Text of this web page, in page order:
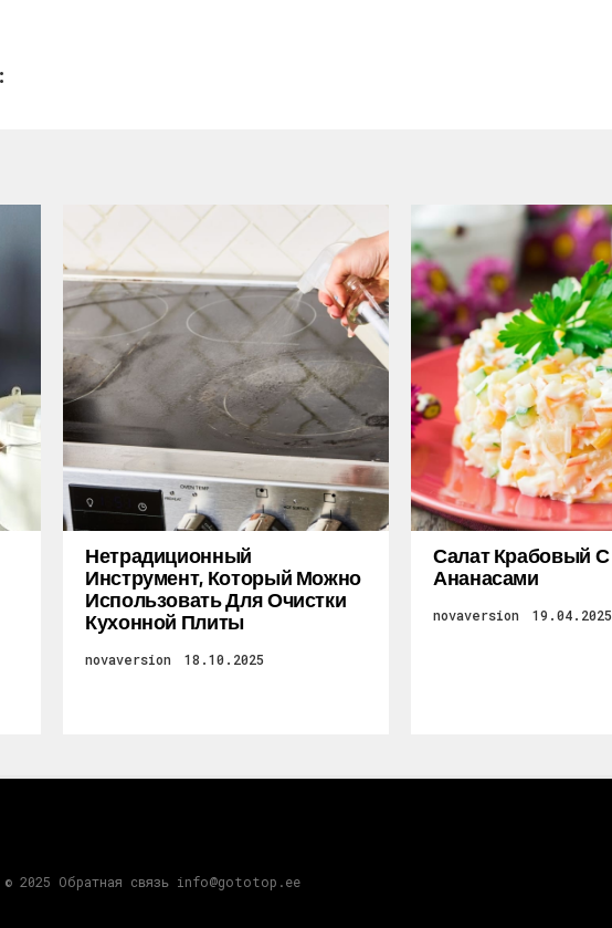
Нетрадиционный
Инструмент, Который Можно
Использовать Для Очистки
Кухонной Плиты
novaversion 18.10.2025
Салат Крабовый С
Ананасами
novaversion 19.04.2025
2025 Обратная связь info@gototop.ee